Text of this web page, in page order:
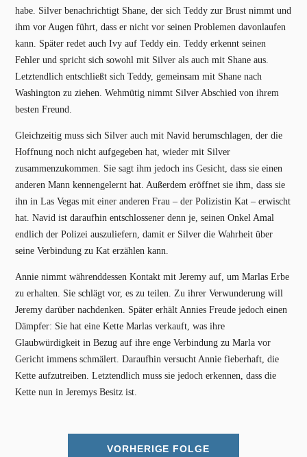
habe. Silver benachrichtigt Shane, der sich Teddy zur Brust nimmt und
ihm vor Augen führt, dass er nicht vor seinen Problemen davonlaufen
kann. Später redet auch Ivy auf Teddy ein. Teddy erkennt seinen
Fehler und spricht sich sowohl mit Silver als auch mit Shane aus.
Letztendlich entschließt sich Teddy, gemeinsam mit Shane nach
Washington zu ziehen. Wehmütig nimmt Silver Abschied von ihrem
besten Freund.
Gleichzeitig muss sich Silver auch mit Navid herumschlagen, der die
Hoffnung noch nicht aufgegeben hat, wieder mit Silver
zusammenzukommen. Sie sagt ihm jedoch ins Gesicht, dass sie einen
anderen Mann kennengelernt hat. Außerdem eröffnet sie ihm, dass sie
ihn in Las Vegas mit einer anderen Frau – der Polizistin Kat – erwischt
hat. Navid ist daraufhin entschlossener denn je, seinen Onkel Amal
endlich der Polizei auszuliefern, damit er Silver die Wahrheit über
seine Verbindung zu Kat erzählen kann.
Annie nimmt währenddessen Kontakt mit Jeremy auf, um Marlas Erbe
zu erhalten. Sie schlägt vor, es zu teilen. Zu ihrer Verwunderung will
Jeremy darüber nachdenken. Später erhält Annies Freude jedoch einen
Dämpfer: Sie hat eine Kette Marlas verkauft, was ihre
Glaubwürdigkeit in Bezug auf ihre enge Verbindung zu Marla vor
Gericht immens schmälert. Daraufhin versucht Annie fieberhaft, die
Kette aufzutreiben. Letztendlich muss sie jedoch erkennen, dass die
Kette nun in Jeremys Besitz ist.
VORHERIGE FOLGE